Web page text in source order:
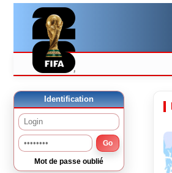
Identification
Go
Mot de passe oublié